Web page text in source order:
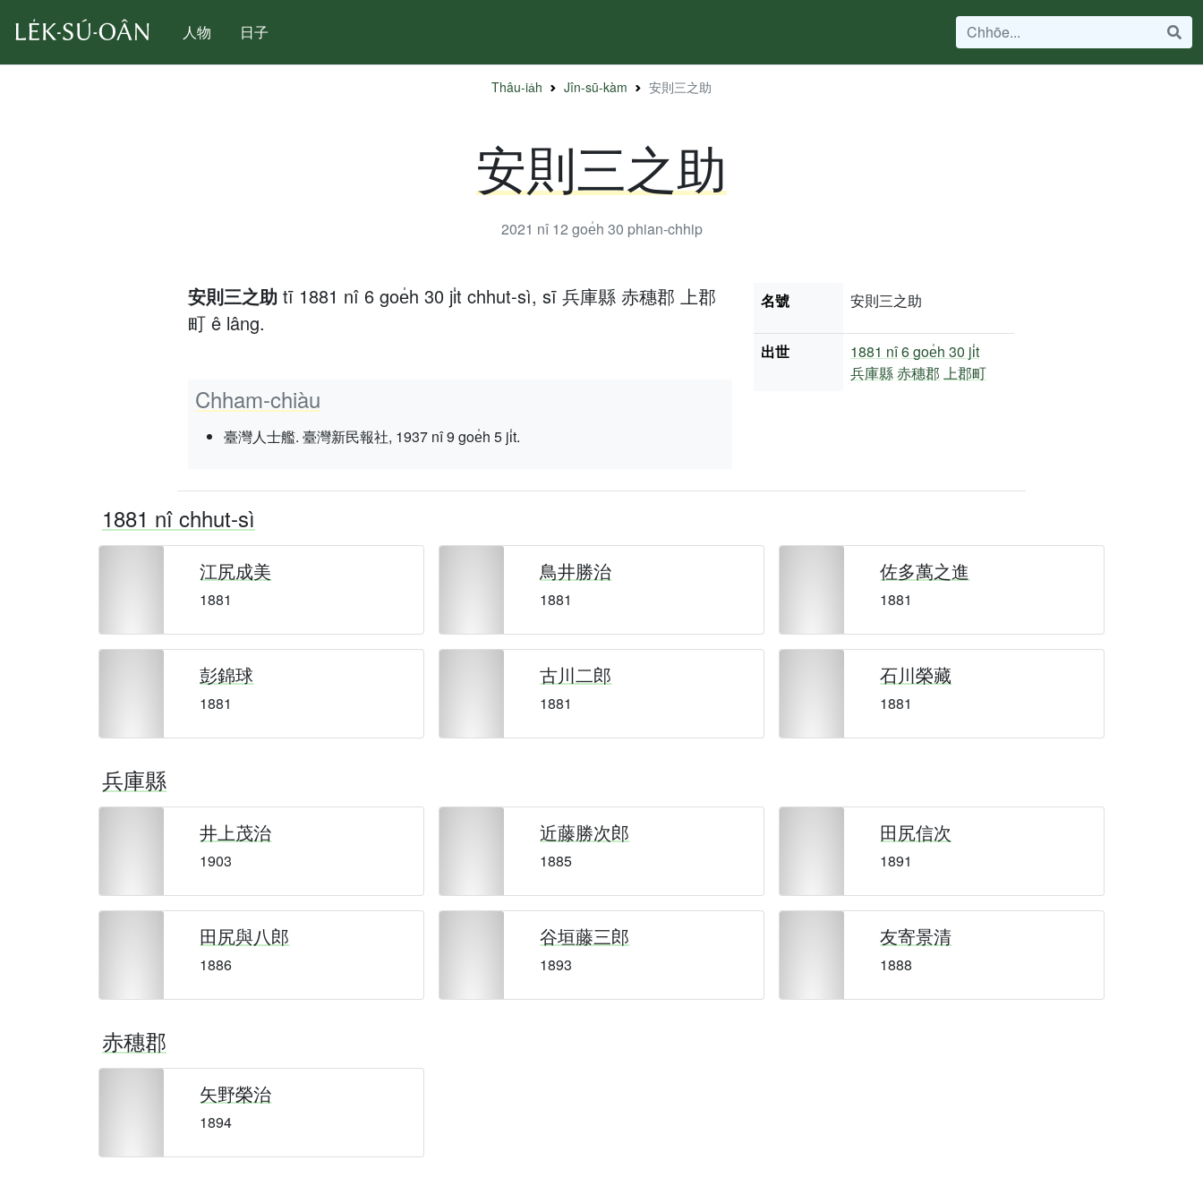
人物 日子
Thâu-ia̍h Jîn-sū-kàm 安則三之助
安則三之助
2021 nî 12 goe̍h 30 phian-chhip
安則三之助 tī 1881 nî 6 goe̍h 30 ji̍t chhut-sì, sī 兵庫縣 赤穗郡 上郡
町 ê lâng.
Chham-chiàu
臺灣人士艦. 臺灣新民報社, 1937 nî 9 goe̍h 5 ji̍t.
名號 安則三之助
出世 1881 nî6 goe̍h 30 ji̍t
兵庫縣赤穗郡 上郡町
1881 nî chhut-sì
江尻成美
1881
鳥井勝治
1881
佐多萬之進
1881
彭錦球
1881
古川二郎
1881
石川榮藏
1881
兵庫縣
井上茂治
1903
近藤勝次郎
1885
田尻信次
1891
田尻與八郎
1886
谷垣藤三郎
1893
友寄景清
1888
赤穗郡
矢野榮治
1894